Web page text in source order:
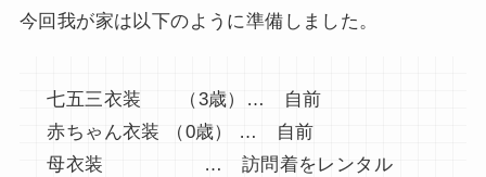
今回我が家は以下のように準備しました。
七五三衣装 （3歳）… 自前
赤ちゃん衣装 （0歳） … 自前
母衣装 … 訪問着をレンタル